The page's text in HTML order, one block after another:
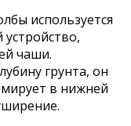
используется
чаши.
грунта, он
в нижней